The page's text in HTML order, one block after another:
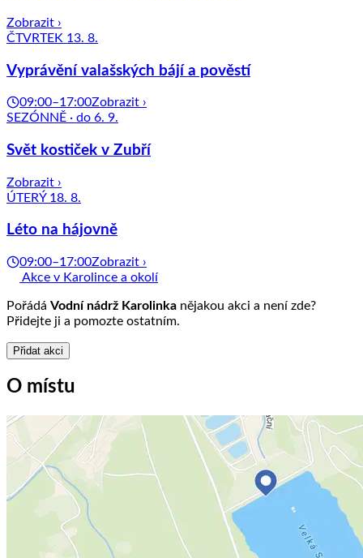
Zobrazit ›
ČTVRTEK 13. 8.
Vyprávění valašských bájí a pověstí
09:00–17:00Zobrazit ›
SEZÓNNĚ · do 6. 9.
Svět kostiček v Zubří
Zobrazit ›
ÚTERÝ 18. 8.
Léto na hájovně
09:00–17:00Zobrazit ›
Akce v Karolince a okolí
Pořádá Vodní nádrž Karolinka nějakou akci a není zde?
Přidejte ji a pomozte ostatním.
Přidat akci
O místu